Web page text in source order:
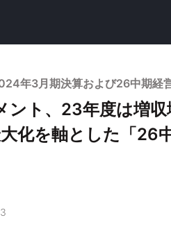
年3月期決算および26中期経
ント、23年度は増
化を軸とした「26